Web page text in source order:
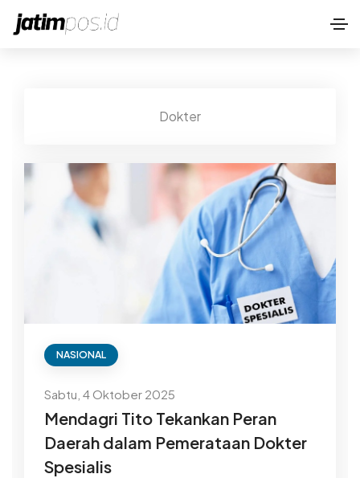
Dokter
NASIONAL
Sabtu, 4 Oktober 2025
Mendagri Tito Tekankan Peran
Daerah dalam Pemerataan Dokter
Spesialis